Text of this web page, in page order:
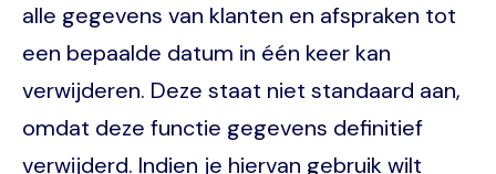
alle gegevens van klanten en afspraken tot
een bepaalde datum in één keer kan
verwijderen. Deze staat niet standaard aan,
omdat deze functie gegevens definitief
verwijderd. Indien je hiervan gebruik wilt